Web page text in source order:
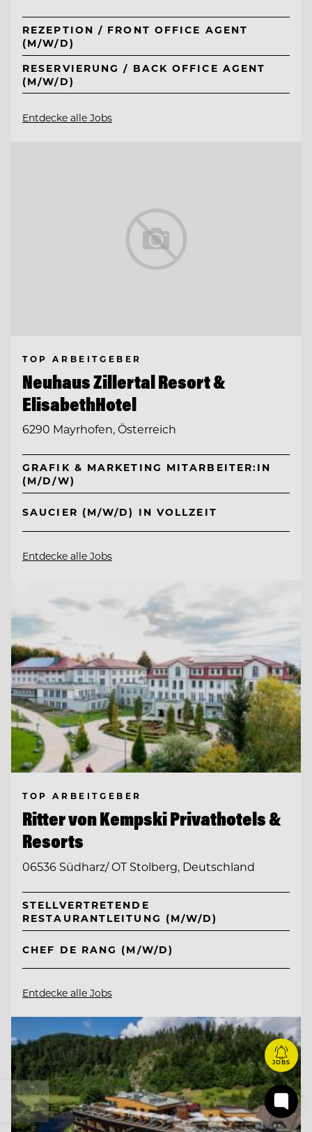
REZEPTION / FRONT OFFICE AGENT
(M/W/D)
RESERVIERUNG / BACK OFFICE AGENT
(M/W/D)
Entdecke alle Jobs
TOP ARBEITGEBER
Neuhaus Zillertal Resort &
ElisabethHotel
6290 Mayrhofen, Österreich
GRAFIK & MARKETING MITARBEITER:IN
(M/D/W)
SAUCIER (M/W/D) IN VOLLZEIT
Entdecke alle Jobs
TOP ARBEITGEBER
Ritter von Kempski Privathotels &
Resorts
06536 Südharz/ OT Stolberg, Deutschland
STELLVERTRETENDE
RESTAURANTLEITUNG (M/W/D)
CHEF DE RANG (M/W/D)
Entdecke alle Jobs
JOBS